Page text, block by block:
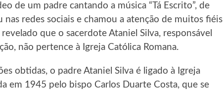
de um padre cantando a música “Tá Escrito”, de
nas redes sociais e chamou a atenção de muitos fiéis
que o sacerdote Ataniel Silva, responsável
não pertence à Igreja Católica Romana.
obtidas, o padre Ataniel Silva é ligado à Igreja
em 1945 pelo bispo Carlos Duarte Costa, que se